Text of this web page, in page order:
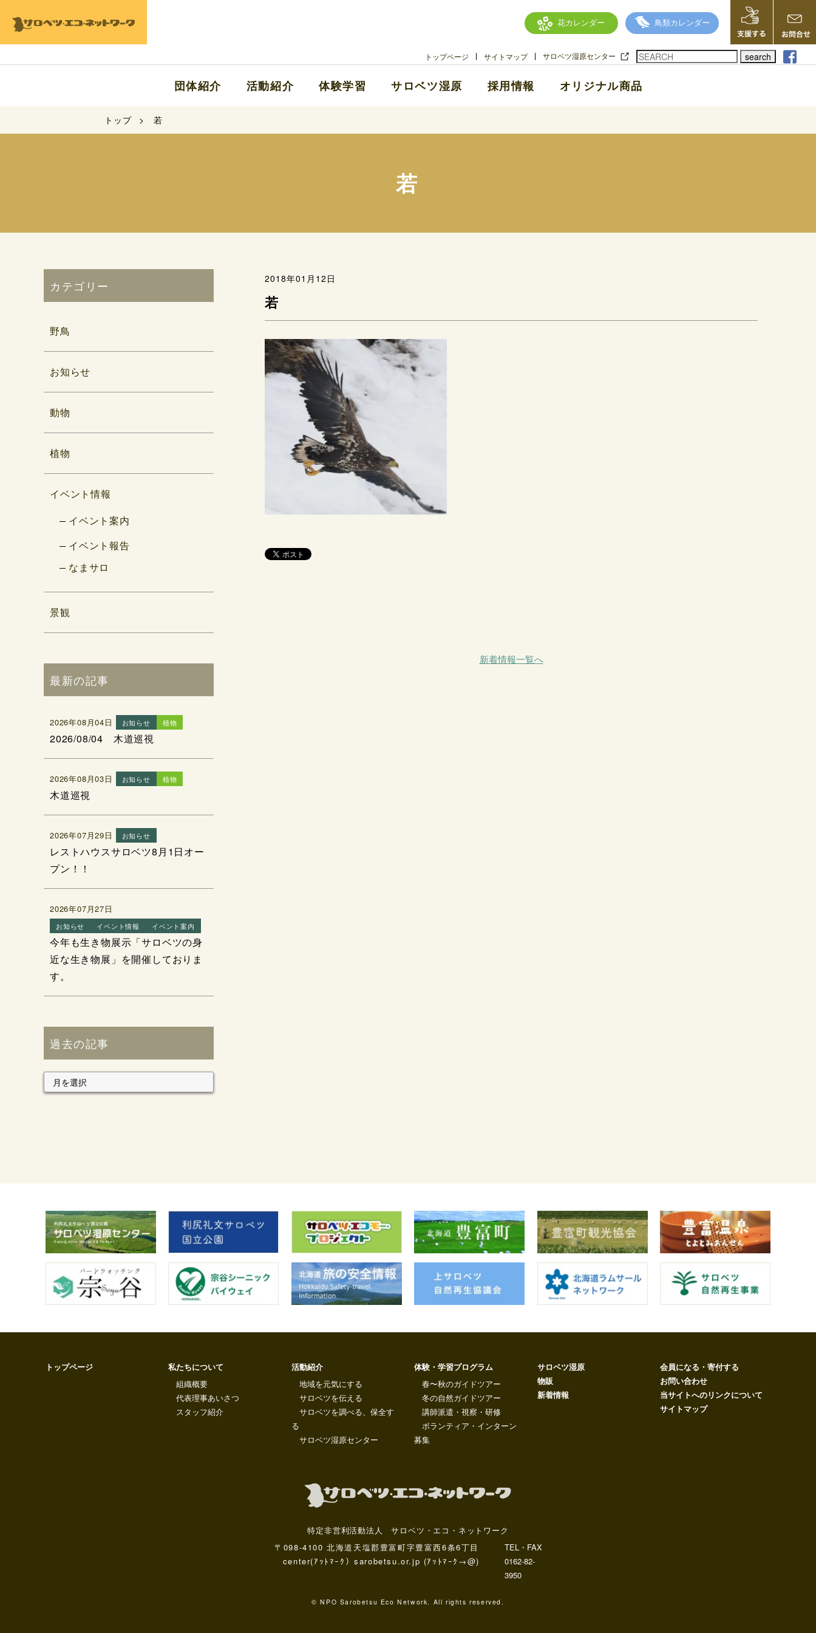
花カレンダー 鳥類カレンダー
トップページ サイトマップ サロベツ湿原センター search
団体紹介 活動紹介 体験学習 サロベツ湿原 採用情報 オリジナル商品
トップ 若
若
2018年01月12日
若
新着情報一覧へ
カテゴリー
野鳥
お知らせ
動物
植物
イベント情報
イベント案内
イベント報告
なまサロ
景観
最新の記事
2026年08月04日 お知らせ 植物
2026/08/04 木道巡視
2026年08月03日 お知らせ 植物
木道巡視
2026年07月29日 お知らせ
レストハウスサロベツ8月1日オー
プン！！
2026年07月27日
お知らせ イベント情報 イベント案内
今年も生き物展示「サロベツの身
近な生き物展」を開催しておりま
す。
過去の記事
トップページ
私たちについて
組織概要
代表理事あいさつ
スタッフ紹介
活動紹介
地域を元気にする
サロベツを伝える
サロベツを調べる、保全す
る
サロベツ湿原センター
体験・学習プログラム
春〜秋のガイドツアー
冬の自然ガイドツアー
講師派遣・視察・研修
ボランティア・インターン
募集
サロベツ湿原
物販
新着情報
会員になる・寄付する
お問い合わせ
当サイトへのリンクについて
サイトマップ
特定非営利活動法人 サロベツ・エコ・ネットワーク
〒098-4100 北海道天塩郡豊富町字豊富西6条6丁目
center(ｱｯﾄﾏｰｸ）sarobetsu.or.jp (ｱｯﾄﾏｰｸ→@)
TEL・FAX
0162-82-
3950
© NPO Sarobetsu Eco Network. All rights reserved.